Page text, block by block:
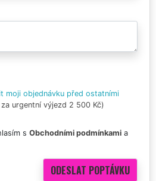
moji objednávku před ostatními
urgentní výjezd 2 500 Kč)
s Obchodními podmínkami a